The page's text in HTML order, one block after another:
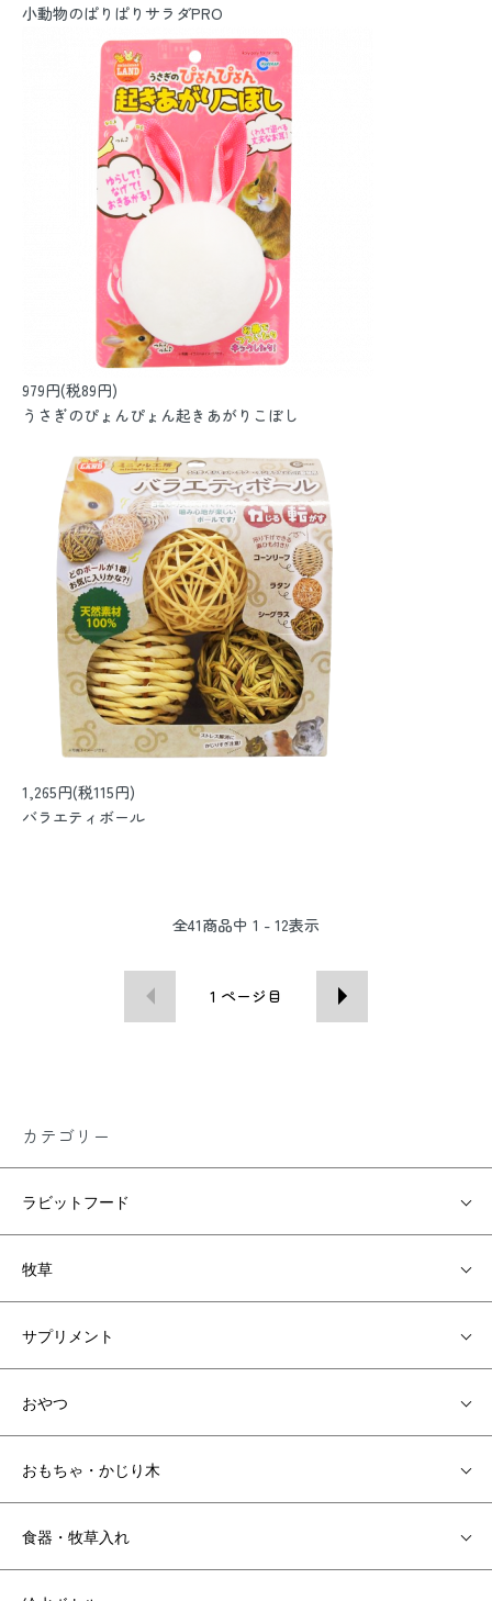
小動物のぱりぱりサラダPRO
979円(税89円)
うさぎのぴょんぴょん起きあがりこぼし
1,265円(税115円)
バラエティボール
全41商品中 1 - 12表示
1 ページ目
カテゴリー
ラビットフード
牧草
サプリメント
おやつ
おもちゃ・かじり木
食器・牧草入れ